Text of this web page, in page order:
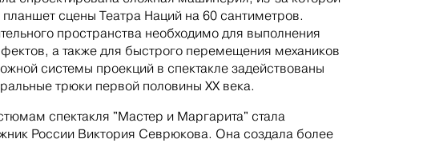
сцены Театра Наций на 60 сантиметров.
пространства необходимо для выполнения
а также для быстрого перемещения механиков
системы проекций в спектакле задействованы
трюки первой половины XX века.
спектакля "Мастер и Маргарита" стала
России Виктория Севрюкова. Она создала более